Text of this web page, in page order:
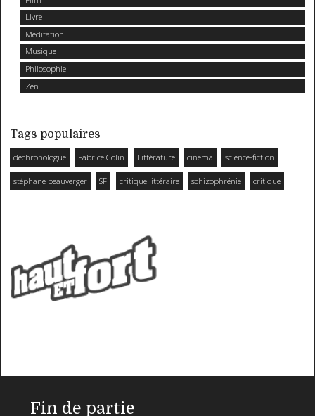
Livre
Méditation
Musique
Philosophie
Zen
Tags populaires
déchronologue Fabrice Colin Littérature cinema science-fiction
stéphane beauverger SF critique littéraire schizophrénie critique
Fin de partie